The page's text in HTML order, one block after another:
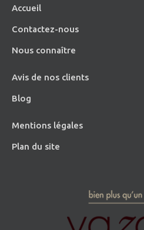
Accueil
Contactez-nous
Nous connaître
Avis de nos clients
Blog
Mentions légales
Plan du site